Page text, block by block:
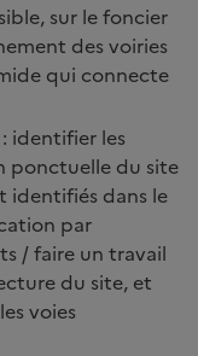
sur le foncier
des voiries
qui connecte
: identifier les
ponctuelle du site
identifiés dans le
par
/ faire un travail
du site, et
voies